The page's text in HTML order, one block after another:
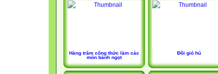
Hàng trăm công thức làm các
món bánh ngọt
Đồi gió hú